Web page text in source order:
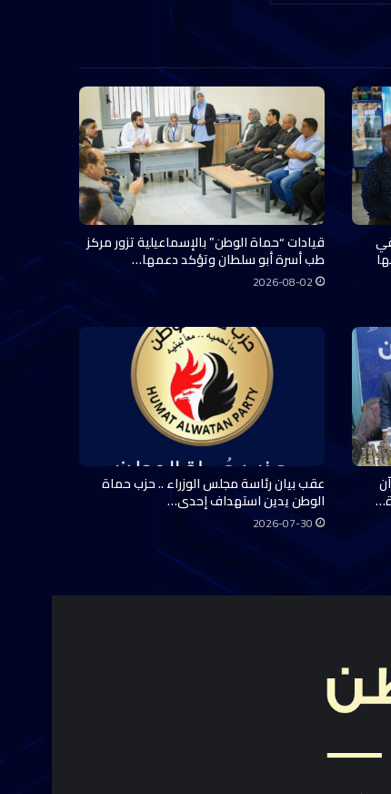
قيادات “حماة الوطن” بالإسماعيلية تزور مركز
طب أسرة أبو سلطان وتؤكد دعمها…
2026-08-02
عقب بيان رئاسة مجلس الوزراء .. حزب حماة
الوطن يدين استهداف إحدى…
2026-07-30